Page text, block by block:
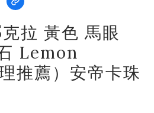
拉 黃色 馬眼
Lemon
推薦）安帝卡珠